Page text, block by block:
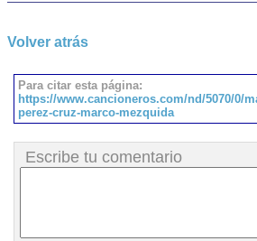
Volver atrás
Para citar esta página:
https://www.cancioneros.com/nd/5070/0/
perez-cruz-marco-mezquida
Escribe tu comentario